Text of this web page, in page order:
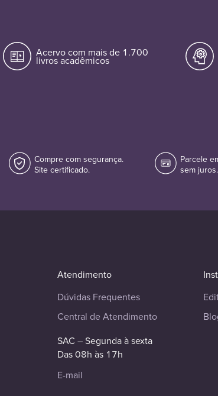
Acervo com mais de 1.700
livros acadêmicos
Compre com segurança.
Site certificado.
Parcele
sem juros.
Atendimento
Dúvidas Frequentes
Central de Atendimento
SAC – Segunda à sexta
Das 08h às 17h
E-mail